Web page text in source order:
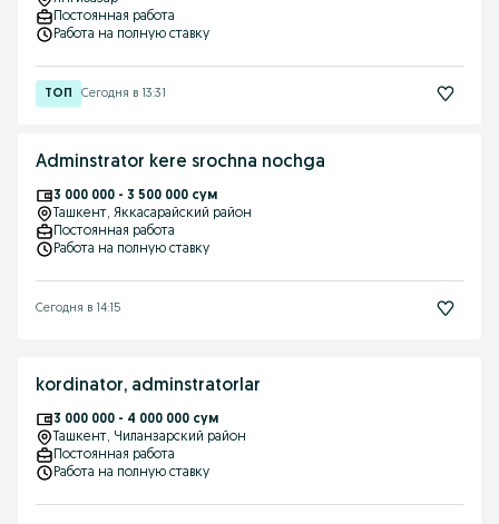
Постоянная работа
Работа на полную ставку
Сегодня в 13:31
Adminstrator kere srochna nochga
3 000 000 - 3 500 000 сум
Ташкент, Яккасарайский район
Постоянная работа
Работа на полную ставку
Сегодня в 14:15
kordinator, adminstratorlar
3 000 000 - 4 000 000 сум
Ташкент, Чиланзарский район
Постоянная работа
Работа на полную ставку